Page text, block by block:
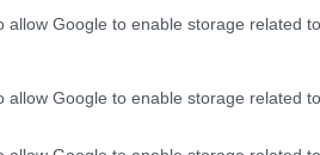
allow Google to enable storage related
allow Google to enable storage related
κάθε οχήματος για